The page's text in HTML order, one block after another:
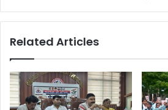
Related Articles